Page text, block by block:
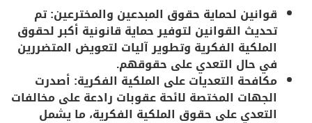
قوانين لحماية حقوق المبدعين والمخترعين: تم
تحديث القوانين لتوفير حماية قانونية أكبر لحقوق
الملكية الفكرية وتطوير آليات لتعويض المتضررين
في حال التعدي على حقوقهم.
مكافحة التعديات على الملكية الفكرية: أصدرت
الجهات المختصة لائحة عقوبات رادعة على مخالفات
التعدي على حقوق الملكية الفكرية، ما يشمل